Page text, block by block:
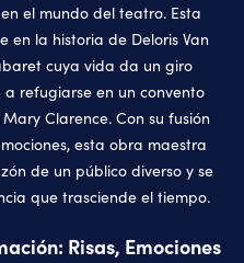
el mundo del teatro. Esta
en la historia de Deloris Van
cuya vida da un giro
refugiarse en un convento
Clarence. Con su fusión
esta obra maestra
de un público diverso y se
que trasciende el tiempo.
Risas, Emociones